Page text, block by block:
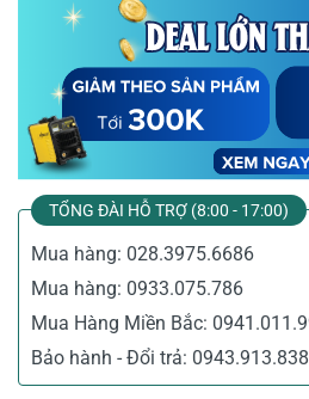
TỔNG ĐÀI HỖ TRỢ (8:00 - 17:00)
Mua hàng: 028.3975.6686
Mua hàng: 0933.075.786
Mua Hàng Miền Bắc:
Bảo hành - Đổi trả: 0943.913.838